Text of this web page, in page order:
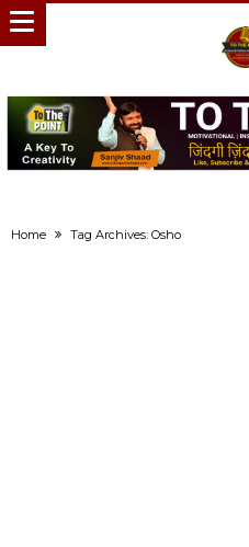
Home Tag Archives: Osho